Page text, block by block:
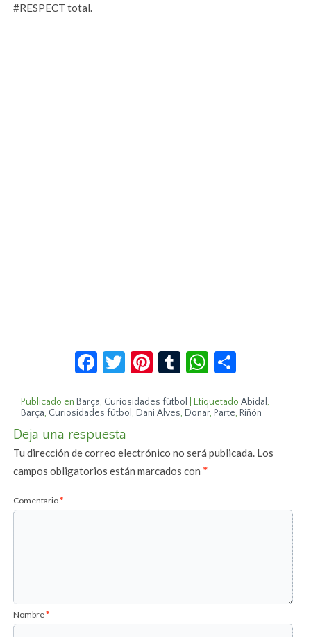
#RESPECT total.
Facebook
Twitter
Pinterest
TumblrWhatsApp
Publicado en Barça, Curiosidades fútbol Etiquetado Abidal ,
Barça, Curiosidades fútbol , Dani Alves, Donar, Parte, Riñón
Deja una respuesta
Tu dirección de correo electrónico no será publicada. Los
campos obligatorios están marcados con*
Comentario*
Nombre*